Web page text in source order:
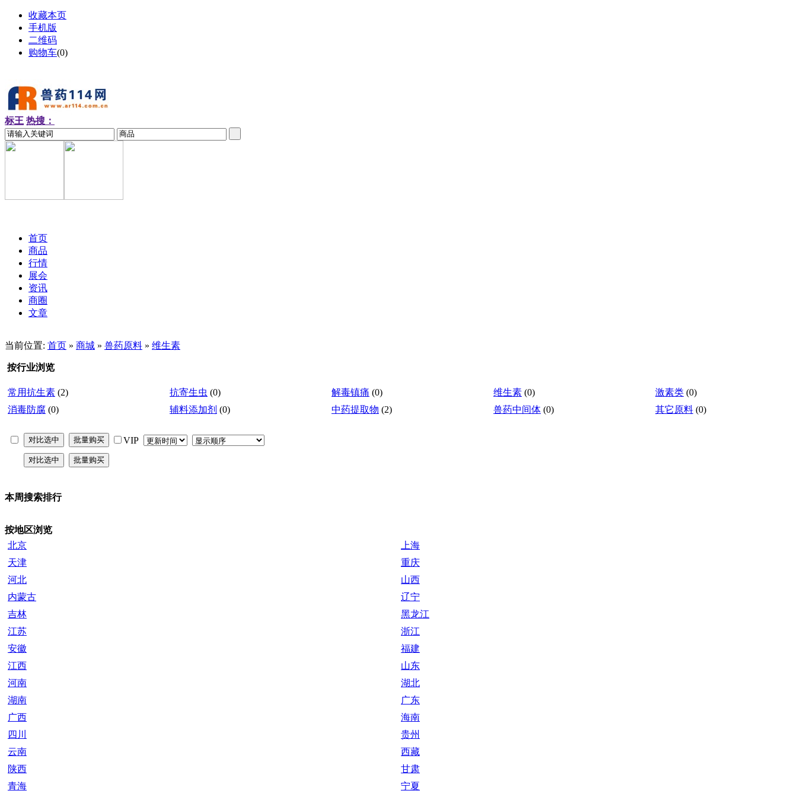
收藏本页
手机版
二维码
购物车(0)
标王 热搜：
首页
商品
行情
展会
资讯
商圈
文章
当前位置: 首页 » 商城 » 兽药原料 » 维生素
按行业浏览
常用抗生素 (2) 抗寄生虫 (0) 解毒镇痛 (0) 维生素 (0) 激素类 (0)
消毒防腐 (0) 辅料添加剂 (0) 中药提取物 (2) 兽药中间体 (0) 其它原料 (0)
VIP
本周搜索排行
按地区浏览
北京
上海
天津
重庆
河北
山西
内蒙古
辽宁
吉林
黑龙江
江苏
浙江
安徽
福建
江西
山东
河南
湖北
湖南
广东
广西
海南
四川
贵州
云南
西藏
陕西
甘肃
青海
宁夏